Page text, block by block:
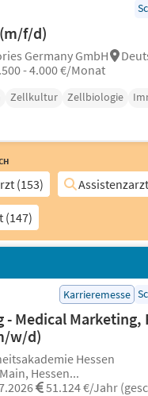
f/d)
Germany GmbH
- 4.000 €/Monat
Zellkultur Zellbiologie
(153)
(147)
Karrieremesse
Medical Marketing,
w/d)
Hessen
Hessen...
51.124 €/Jahr